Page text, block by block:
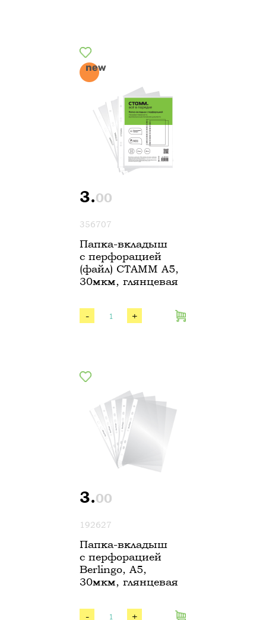
3.00
356707
Папка-вкладыш
с перфорацией
(файл) СТАММ А5,
30мкм, глянцевая
- +
3.00
192627
Папка-вкладыш
с перфорацией
Berlingo, А5,
30мкм, глянцевая
- +